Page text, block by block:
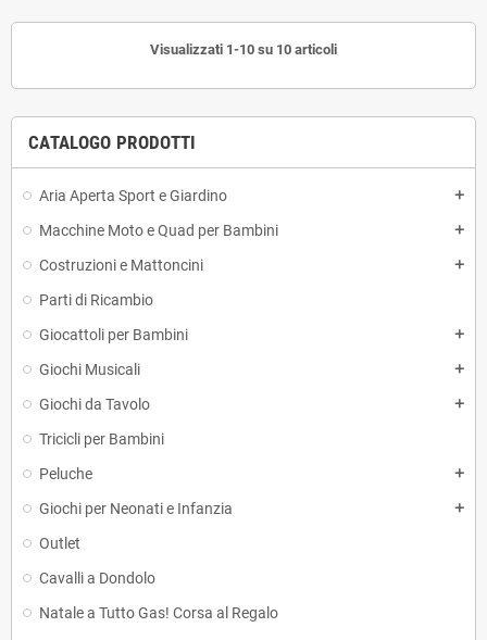
CATALOGO PRODOTTI
Aria Aperta Sport e Giardino add
Macchine Moto e Quad per Bambini add
Costruzioni e Mattoncini add
Parti di Ricambio
Giocattoli per Bambini
add
Giochi Musicali add
Giochi da Tavolo add
Tricicli per Bambini
Peluche
add
Giochi per Neonati e Infanzia add
Outlet
Cavalli a Dondolo
Natale a Tutto Gas! Corsa al Regalo
Visualizzati 1-10 su 10 articoli